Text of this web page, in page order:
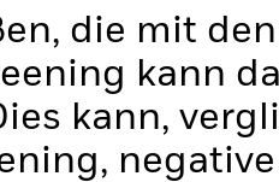
die mit
kann
kann,